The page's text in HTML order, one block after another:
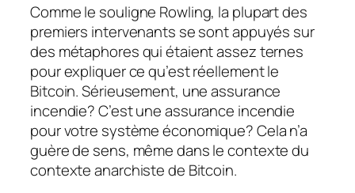
Comme le souligne Rowling, la plupart des
premiers intervenants se sont appuyés sur
des métaphores qui étaient assez ternes
pour expliquer ce qu’est réellement le
Bitcoin. Sérieusement, une assurance
incendie? C’est une assurance incendie
pour votre système économique? Cela n’a
guère de sens, même dans le contexte du
contexte anarchiste de Bitcoin.